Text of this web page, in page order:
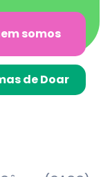
somos
de Doar